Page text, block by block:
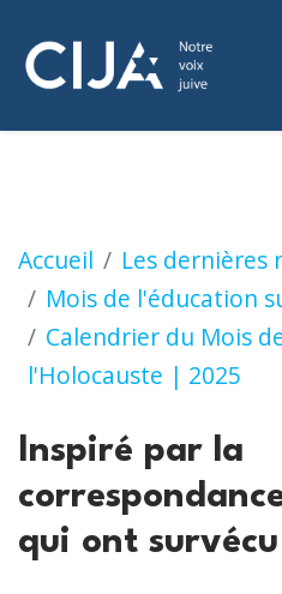
Accueil
Les dernières
Mois de l'éducation
Calendrier du Mois
l'Holocauste | 2025
Inspiré par la
Inspiré par la
qui ont survécu